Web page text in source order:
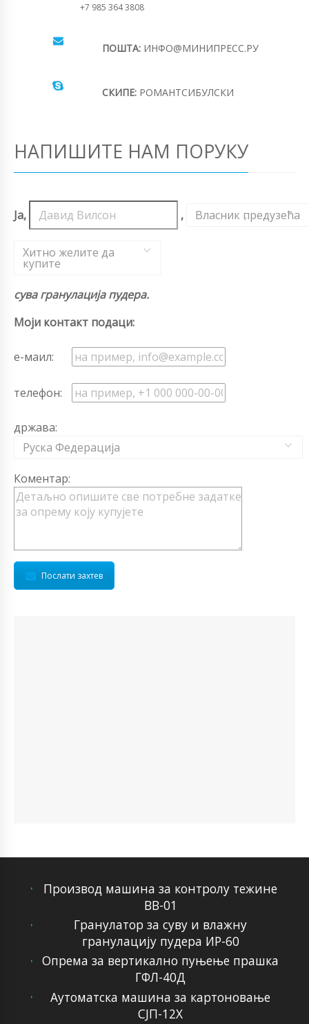
+7 985 364 3808
ПОШТА: ИНФО@МИНИПРЕСС.РУ
СКИПЕ: РОМАНТСИБУЛСКИ
НАПИШИТЕ НАМ ПОРУКУ
Ја, , Власник предузећа
,
Хитно желите да
купите
сува гранулација пудера.
Моји контакт подаци:
е-маил:
телефон:
држава:
Руска Федерација
Коментар:
Послати захтев
Производ машина за контролу тежине
ВВ-01
Гранулатор за суву и влажну
гранулацију пудера ИР-60
Опрема за вертикално пуњење прашка
ГФЛ-40Д
Аутоматска машина за картоновање
СЈП-12Х